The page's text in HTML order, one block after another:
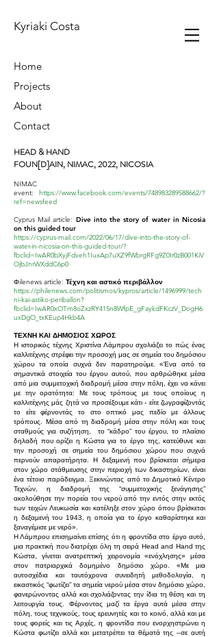
Kyriaki Costa
Home
Projects
About
Contact
HEAD & HAND
FOUN[D]AIN, NIMAC, 2022, NICOSIA
NIMAC
event: https://www.facebook.com/events/748983289588662/?
ref=newsfeed
Cyprus Mail article: Dive into the story of water in Nicosia
on this guided tour
https://cyprus-mail.com/2022/06/17/dive-into-the-story-of-
water-in-nicosia-on-this-guided-tour/?
fbclid=IwAR0bXyjFdveh1IuxAp7uXZ9fWbrgRFg9Z0Ir0zB001KiV
OjbJnrWXddC6p0
Φilenews article: Τέχνη και αστικό περιβάλλον
https://philenews.com/politismos/kypros/article/1496999/tech
ni-kai-astiko-periballon?
fbclid=IwAR0xOTm8oZxzRY415n8WfpE_gFaykdFKczV_DogH6
uxDgO_txKEup4Hkb4A
ΤΕΧΝΗ ΚΑΙ ΔΗΜΟΣΙΟΣ ΧΩΡΟΣ
Η ιστορικός τέχνης Χριστίνα Λάμπρου σχολιάζει το πώς ένας
καλλιτέχνης στρέφει την προσοχή μας σε σημεία του δημόσιου
χώρου τα οποία συχνά δεν παρατηρούμε. «Ένα από τα
σημαντικά στοιχεία του έργου αυτού, που αρθρώθηκε μέσα
από μια συμμετοχική διαδρομή μέσα στην πόλη, έχει να κάνει
με την ορατότητα: Με τους τρόπους με τους οποίους η
καλλιτέχνης μάς ζητά να προσέξουμε κάτι - είτε ζωγραφίζοντάς
το είτε φέρνοντάς το στο οπτικό μας πεδίο με άλλους
τρόπους. Μέσα από τη διαδρομή μέσα στην πόλη και τους
σταθμούς για συζήτηση, το “κάδρο” του έργου, το πλαίσιο
δηλαδή που ορίζει η Κώστα για το έργο της, κατεύθυνε και
την προσοχή σε σημεία του δημόσιου χώρου που συχνά
περνούν απαρατήρητα. Η δεξαμενή που βρίσκεται σήμερα
στον χώρο στάθμευσης στην περιοχή των δικαστηρίων, είναι
ένα τέτοιο παράδειγμα. Ξεκινώντας από το Δημοτικό Κέντρο
Τεχνών, η διαδρομή της “συμμετοχικής ξενάγησης”
ακολούθησε την πορεία του νερού από την εντός στην εκτός
των τειχών Λευκωσία και κατέληξε στον χώρο όπου βρίσκεται
η δεξαμενή του 1943, η οποία για το έργο καθαρίστηκε και
ξαναγέμισε με νερό».
Η Λάμπρου επισημαίνει επίσης ότι η φροντίδα στο έργο αυτό,
μια πρακτική που διατρέχει όλη τη σειρά Head and Hand της
Κώστα, γίνεται ανατρεπτική χειρονομία «ενόχλησης» μέσα
στον πατριαρχικά δομημένο δημόσιο χώρο. «Με μια
αυτοσχέδια και ταυτόχρονα συνειδητή μεθοδολογία, η
εικαστικός “φωτίζει” τα σημεία νερού μέσα στον δημόσιο χώρο,
φανερώνοντας αλλά και σχολιάζοντας την ίδια τη θέση και τη
λειτουργία τους. Φέρνοντας μαζί τα έργα αυτά μέσα στην
πόλη, τους τεχνικούς, τους ερευνητές και το κοινό, αλλά και με
τους φορείς και τις Αρχές, η φροντίδα που ενορχηστρώνει η
Κώστα φωτίζει αλλά και μετατρέπει τα θέματά της –σε αυτή